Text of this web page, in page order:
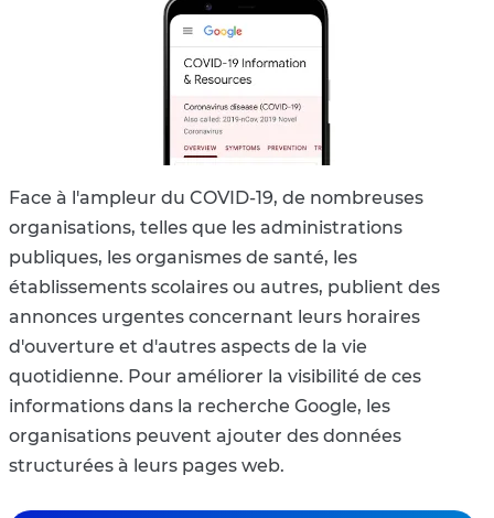
Face à l'ampleur du COVID-19, de nombreuses
organisations, telles que les administrations
publiques, les organismes de santé, les
établissements scolaires ou autres, publient des
annonces urgentes concernant leurs horaires
d'ouverture et d'autres aspects de la vie
quotidienne. Pour améliorer la visibilité de ces
informations dans la recherche Google, les
organisations peuvent ajouter des données
structurées à leurs pages web.